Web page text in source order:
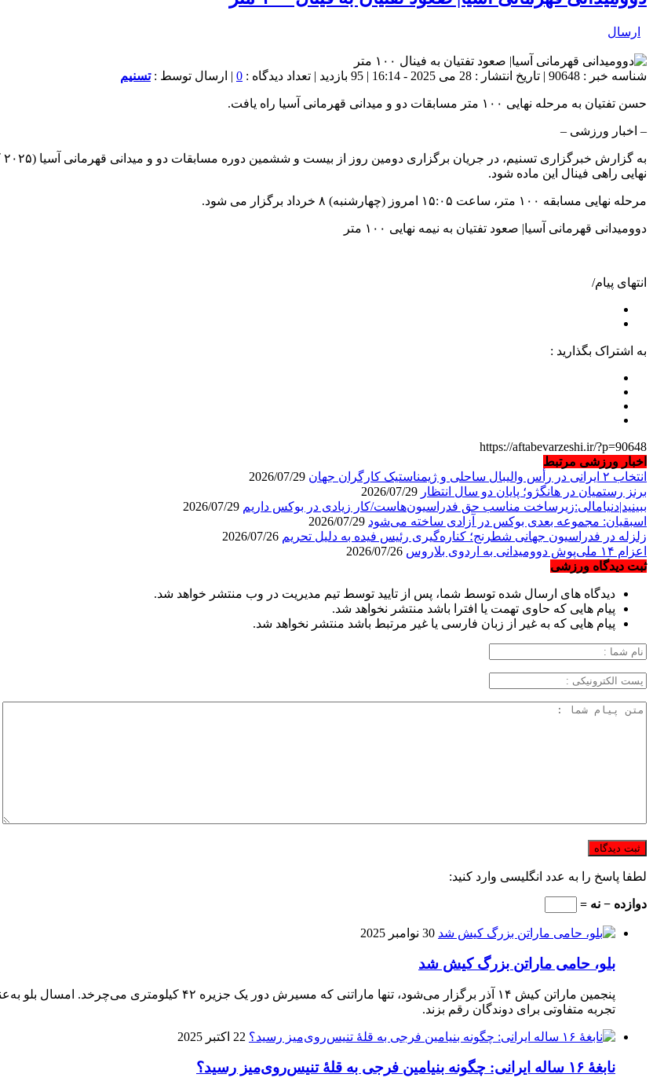
ارسال
شناسه خبر : 90648 | تاریخ انتشار : 28 می 2025 - 16:14 | 95 بازدید | تعداد دیدگاه : 0 | ارسال توسط :تسنیم
حسن تفتیان به مرحله نهایی ۱۰۰ متر مسابقات دو و میدانی قهرمانی آسیا راه یافت.
– اخبار ورزشی –
نهایی راهی فینال این ماده شود.
مرحله نهایی مسابقه ۱۰۰ متر، ساعت ۱۵:۰۵ امروز (چهارشنبه) ۸ خرداد برگزار می شود.
دوومیدانی قهرمانی آسیا| صعود تفتیان به نیمه نهایی ۱۰۰ متر
انتهای پیام/
به اشتراک بگذارید :
https://aftabevarzeshi.ir/?p=90648
اخبار ورزشی مرتبط
انتخاب ۲ ایرانی در رأس والیبال ساحلی و ژیمناستیک کارگران جهان
برنز رستمیان در هانگژو؛ پایان دو سال انتظار
ببینید|دنیامالی:زیرساخت مناسب حق فدراسیون‌هاست/کار زیادی در بوکس داریم
اسبقیان: مجموعه بعدی بوکس در آزادی ساخته می‌شود
زلزله در فدراسیون جهانی شطرنج؛ کناره‌گیری رئیس فیده به دلیل تحریم
اعزام ۱۴ ملی‌پوش دوومیدانی به اردوی بلاروس
ثبت دیدگاه ورزشی
دیدگاه های ارسال شده توسط شما، پس از تایید توسط تیم مدیریت در وب منتشر خواهد شد.
پیام هایی که حاوی تهمت یا افترا باشد منتشر نخواهد شد.
پیام هایی که به غیر از زبان فارسی یا غیر مرتبط باشد منتشر نخواهد شد.
لطفا پاسخ را به عدد انگلیسی وارد کنید:
دوازده − نه =
30 نوامبر 2025
بلو، حامی ماراتن بزرگ کیش شد
پنجمین ماراتن کیش ۱۴ آذر برگزار می‌شود، تنها ماراتنی که
تجربه متفاوتی برای دوندگان رقم بزند.
22 اکتبر 2025
نابغهٔ ۱۶ ساله ایرانی: چگونه بنیامین فرجی به قلهٔ تنیس‌روی‌میز رسید؟